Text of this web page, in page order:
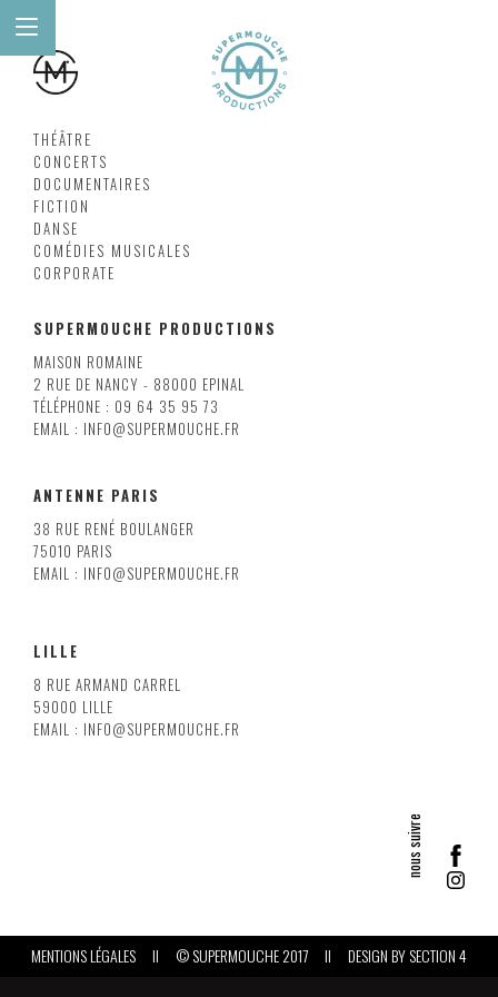
THÉÂTRE
CONCERTS
DOCUMENTAIRES
FICTION
DANSE
COMÉDIES MUSICALES
CORPORATE
SUPERMOUCHE PRODUCTIONS
MAISON ROMAINE
2 RUE DE NANCY - 88000 EPINAL
TÉLÉPHONE : 09 64 35 95 73
EMAIL : INFO@SUPERMOUCHE.FR
ANTENNE PARIS
38 RUE RENÉ BOULANGER
75010 PARIS
EMAIL : INFO@SUPERMOUCHE.FR
LILLE
8 RUE ARMAND CARREL
59000 LILLE
EMAIL : INFO@SUPERMOUCHE.FR
MENTIONS LÉGALES II © SUPERMOUCHE 2017 II DESIGN BYSECTION 4